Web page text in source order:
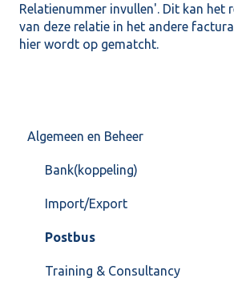
Relatienummer invullen'. Dit kan het
van deze relatie in het andere
hier wordt op gematcht.
Algemeen en Beheer
Bank(koppeling)
Import/Export
Postbus
Training & Consultancy